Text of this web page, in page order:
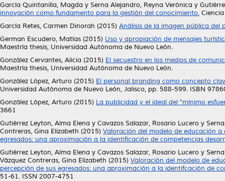
García Quintanilla, Magda y Serna Alejandro, Reyna Verónica y
innovación como fundamento para la gestión del conocimiento.
García Retes, Carmen Dinorah (2015) Análisis de la imagen pública del
German Escudero, Matías (2015) Uso y apropiación de mensajes
Maestría thesis, Universidad Autónoma de Nuevo León.
González Cervantes, Alicia (2015) El secuestro en los medios de
Maestría thesis, Universidad Autónoma de Nuevo León.
González López, Arturo (2015) El personal branding como concepto
Universidad Autónoma de Nuevo León, Jalisco, pp. 588-599. ISBN
González López, Arturo (2015) La publicidad y el ideal del "mínimo
3661
Gutiérrez Leyton, Alma Elena y Cavazos Salazar, Rosario Lucero y
Contreras, Gina Elizabeth (2015) Valoración del modelo de educación
egresados: una aproximación a la identificación de competencias
Gutiérrez Leyton, Alma Elena y Cavazos Salazar, Rosario Lucero y
Vázquez Contreras, Gina Elizabeth (2015) Valoración del modelo de
percepción de sus egresados: una aproximación a la identifcación de
51-61. ISSN 2007-4751